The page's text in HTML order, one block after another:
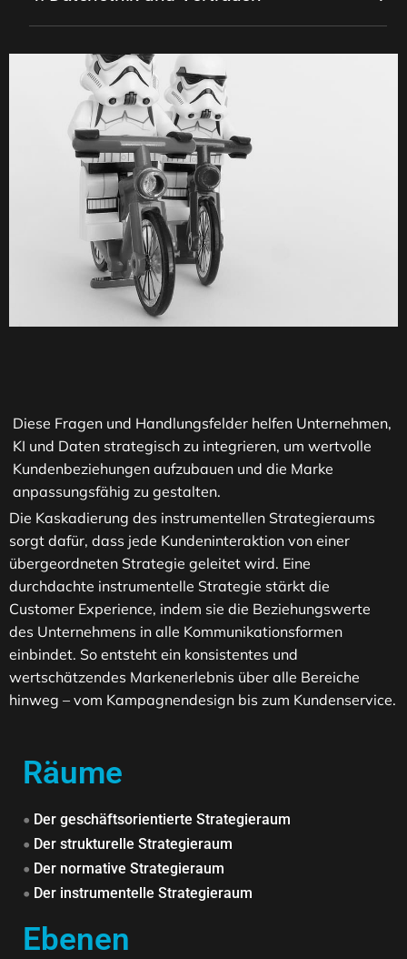
Diese Fragen und Handlungsfelder helfen Unternehmen,
KI und Daten strategisch zu integrieren, um wertvolle
Kundenbeziehungen aufzubauen und die Marke
anpassungsfähig zu gestalten.
Die Kaskadierung des instrumentellen Strategieraums
sorgt dafür, dass jede Kundeninteraktion von einer
übergeordneten Strategie geleitet wird. Eine
durchdachte instrumentelle Strategie stärkt die
Customer Experience, indem sie die Beziehungswerte
des Unternehmens in alle Kommunikationsformen
einbindet. So entsteht ein konsistentes und
wertschätzendes Markenerlebnis über alle Bereiche
hinweg – vom Kampagnendesign bis zum Kundenservice.
Räume
• Der geschäftsorientierte Strategieraum
• Der strukturelle Strategieraum
• Der normative Strategieraum
• Der instrumentelle Strategieraum
Ebenen